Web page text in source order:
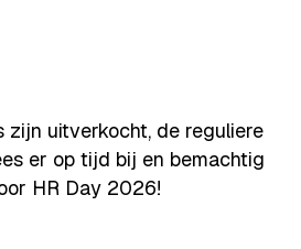
zijn uitverkocht, de reguliere
er op tijd bij en bemachtig
HR Day 2026!